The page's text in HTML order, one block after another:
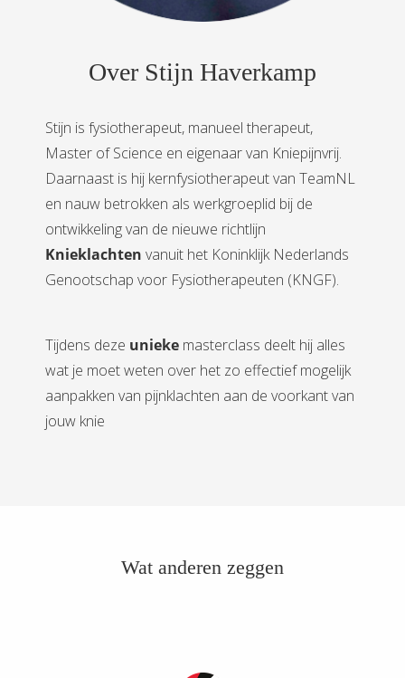
Over Stijn Haverkamp
Stijn is fysiotherapeut, manueel therapeut,
Master of Science en eigenaar van Kniepijnvrij.
Daarnaast is hij kernfysiotherapeut van TeamNL
en nauw betrokken als werkgroeplid bij de
ontwikkeling van de nieuwe richtlijn
Knieklachten vanuit het Koninklijk Nederlands
Genootschap voor Fysiotherapeuten (KNGF).
Tijdens deze unieke masterclass deelt hij alles
wat je moet weten over het zo effectief mogelijk
aanpakken van pijnklachten aan de voorkant van
jouw knie
Wat anderen zeggen